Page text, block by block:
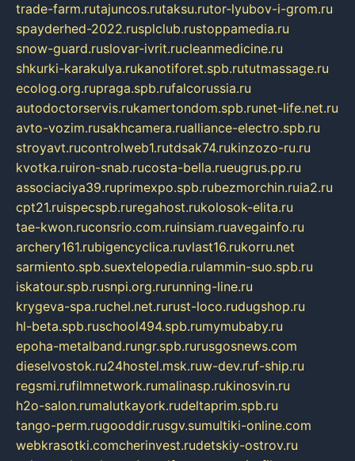
trade-farm.rutajuncos.rutaksu.rutor-lyubov-i-grom.ru
spayderhed-2022.rusplclub.rustoppamedia.ru
snow-guard.ruslovar-ivrit.rucleanmedicine.ru
shkurki-karakulya.rukanotiforet.spb.rututmassage.ru
ecolog.org.rupraga.spb.rufalcorussia.ru
autodoctorservis.rukamertondom.spb.runet-life.net.ru
avto-vozim.rusakhcamera.rualliance-electro.spb.ru
stroyavt.rucontrolweb1.rutdsak74.rukinzozo-ru.ru
kvotka.ruiron-snab.rucosta-bella.rueugrus.pp.ru
associaciya39.ruprimexpo.spb.rubezmorchin.ruia2.ru
cpt21.ruispecspb.ruregahost.rukolosok-elita.ru
tae-kwon.ruconsrio.com.ruinsiam.ruavegainfo.ru
archery161.rubigencyclica.ruvlast16.rukorru.net
sarmiento.spb.suextelopedia.rulammin-suo.spb.ru
iskatour.spb.rusnpi.org.rurunning-line.ru
krygeva-spa.ruchel.net.rurust-loco.rudugshop.ru
hl-beta.spb.ruschool494.spb.rumymubaby.ru
epoha-metalband.rungr.spb.rurusgosnews.com
dieselvostok.ru24hostel.msk.ruw-dev.ruf-ship.ru
regsmi.rufilmnetwork.rumalinasp.rukinosvin.ru
h2o-salon.rumalutkayork.rudeltaprim.spb.ru
tango-perm.rugooddir.rusgv.sumultiki-online.com
webkrasotki.comcherinvest.rudetskiy-ostrov.ru